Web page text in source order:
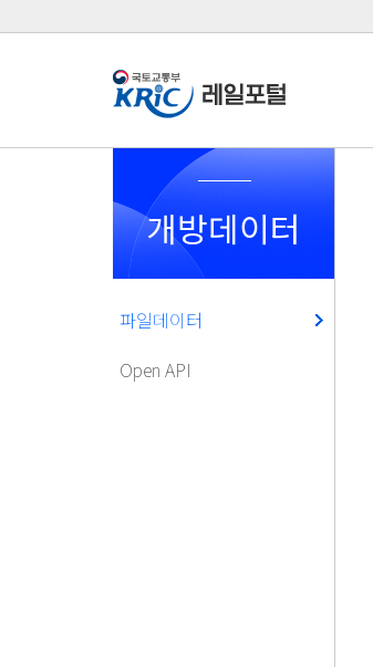
개방데이터
파일데이터
Open API